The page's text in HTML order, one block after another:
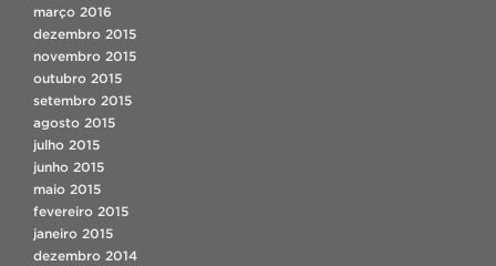
março 2016
dezembro 2015
novembro 2015
outubro 2015
setembro 2015
agosto 2015
julho 2015
junho 2015
maio 2015
fevereiro 2015
janeiro 2015
dezembro 2014